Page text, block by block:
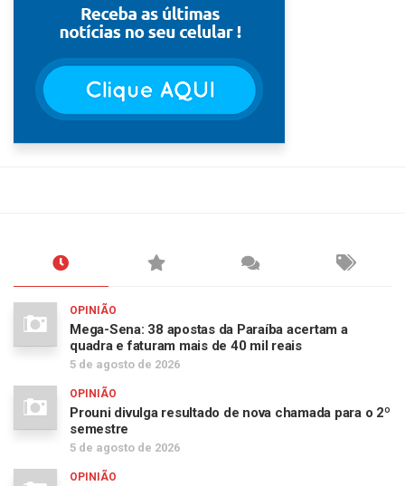
OPINIÃO
Mega-Sena: 38 apostas da Paraíba acertam a
quadra e faturam mais de 40 mil reais
5 de agosto de 2026
OPINIÃO
Prouni divulga resultado de nova chamada para o 2º
semestre
5 de agosto de 2026
OPINIÃO